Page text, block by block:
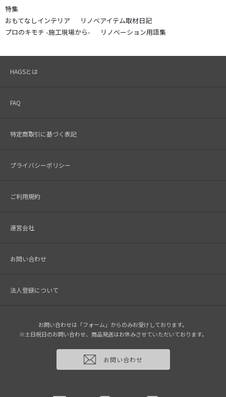
特集
おもてなしインテリア
リノベアイテム取材日記
プロのキモチ -施工現場から-
リノベーション用語集
HAGSとは
FAQ
特定商取引に基づく表記
プライバシーポリシー
ご利用規約
運営会社
お問い合わせ
法人登録について
お問い合わせは「フォーム」からのみお受けしております。
※土日祝日のお問い合わせ、商品発送はお休みさせていただいております。
お問い合わせ